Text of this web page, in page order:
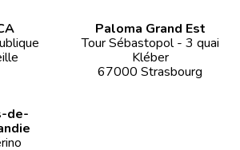
Paloma Grand Est
Tour Sébastopol - 3 quai
Kléber
67000 Strasbourg
de-